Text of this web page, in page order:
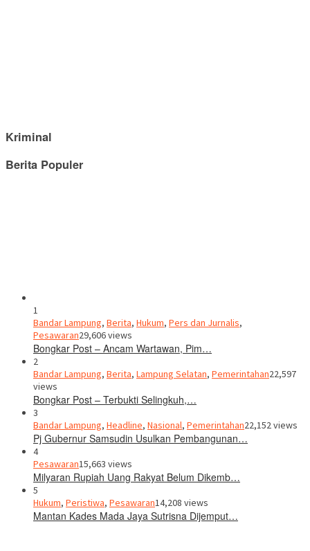
Kriminal
Berita Populer
1
Bandar Lampung, Berita, Hukum, Pers dan Jurnalis,
Pesawaran29,606 views
Bongkar Post – Ancam Wartawan, Pim…
2
Bandar Lampung, Berita, Lampung Selatan, Pemerintahan22,597
views
Bongkar Post – Terbukti Selingkuh,…
3
Bandar Lampung, Headline, Nasional, Pemerintahan22,152 views
Pj Gubernur Samsudin Usulkan Pembangunan…
4
Pesawaran15,663 views
Milyaran Rupiah Uang Rakyat Belum Dikemb…
5
Hukum, Peristiwa, Pesawaran14,208 views
Mantan Kades Mada Jaya Sutrisna Dijemput…